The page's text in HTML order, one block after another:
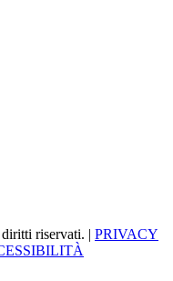
riservati. | PRIVACY